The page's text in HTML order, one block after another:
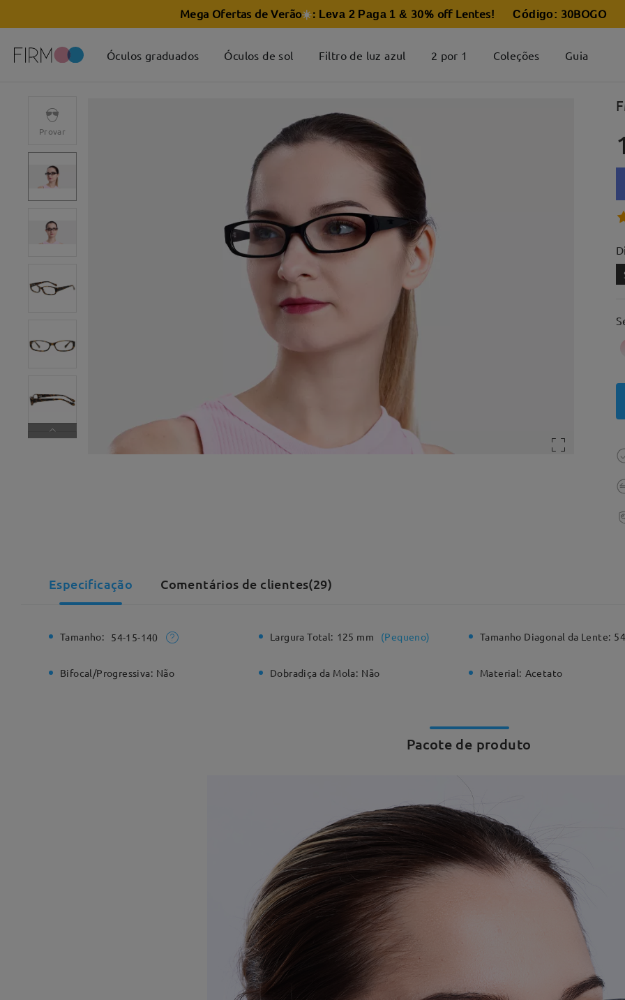
Mega Ofertas de Verão☀️: Leva 2 Paga 1 & 30% off Lentes! Código: 30BOGO
Óculos graduados Óculos de sol Filtro de luz azul 2 por 1 Coleções Guia
Provar
Especificação Comentários de clientes(29)
Tamanho: 54-15-140 Largura Total: 125 mm (Pequeno) Tamanho Diagonal da Lente:
Bifocal/Progressiva: Não Dobradiça da Mola: Não Material: Acetato
Pacote de produto